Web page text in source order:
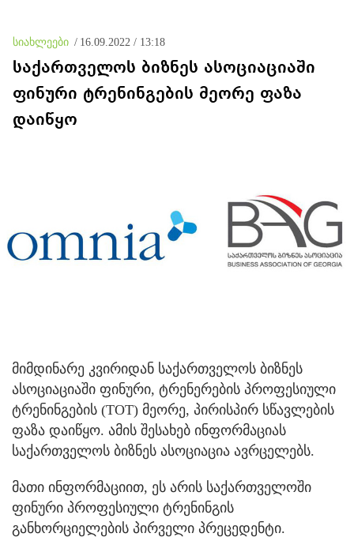
სიახლეები / 16.09.2022 / 13:18
საქართველოს ბიზნეს ასოციაციაში
ფინური ტრენინგების მეორე ფაზა
დაიწყო
მიმდინარე კვირიდან საქართველოს ბიზნეს
ასოციაციაში ფინური, ტრენერების პროფესიული
ტრენინგების (TOT) მეორე, პირისპირ სწავლების
ფაზა დაიწყო. ამის შესახებ ინფორმაციას
საქართველოს ბიზნეს ასოციაცია ავრცელებს.
მათი ინფორმაციით, ეს არის საქართველოში
ფინური პროფესიული ტრენინგის
განხორციელების პირველი პრეცედენტი.